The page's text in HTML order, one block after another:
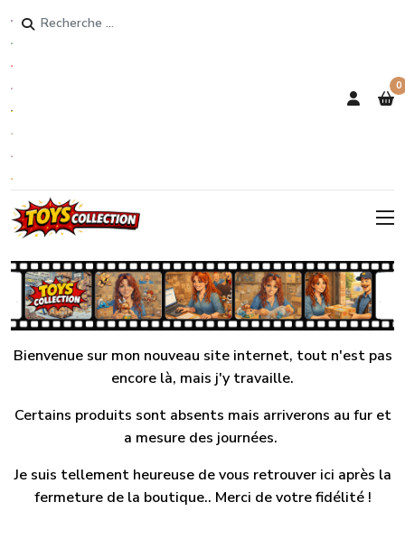
Rechercher
0
Bienvenue sur mon nouveau site internet, tout n'est pas
encore là, mais j'y travaille.
Certains produits sont absents mais arriverons au fur et
a mesure des journées.
Je suis tellement heureuse de vous retrouver ici après la
fermeture de la boutique.. Merci de votre fidélité !